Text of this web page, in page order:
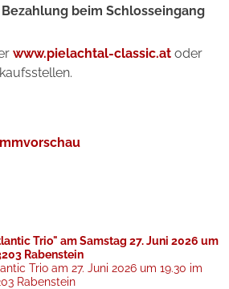
beim Schlosseingang
www.pielachtal-classic.atoder
Trio" am Samstag 27. Juni 2026 um
Rabenstein
Trio am 27. Juni 2026 um 19.30 im
Rabenstein